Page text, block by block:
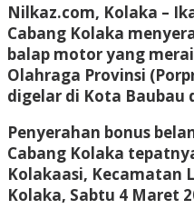
Nilkaz.com, Kolaka –
Cabang Kolaka
balap motor yang
Olahraga Provinsi
digelar di Kota Baubau
Penyerahan bonus
Cabang Kolaka
Kolakaasi, Kecamatan
Kolaka, Sabtu 4 Maret